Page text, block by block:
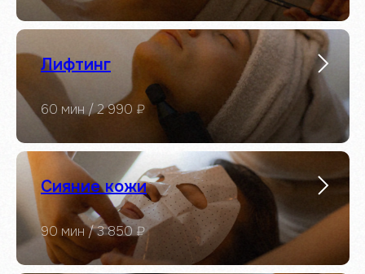
Лифтинг
60 мин / 2 990 ₽
Сияние кожи
90 мин / 3 850 ₽